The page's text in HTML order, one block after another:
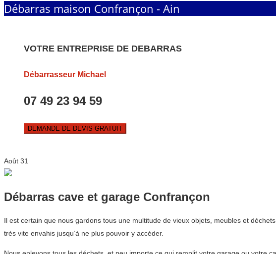
Débarras maison Confrançon - Ain
VOTRE ENTREPRISE DE DEBARRAS
Débarrasseur Michael
07 49 23 94 59
DEMANDE DE DEVIS GRATUIT
Août 31
Débarras cave et garage Confrançon
Il est certain que nous gardons tous une multitude de vieux objets, meubles et
très vite envahis jusqu’à ne plus pouvoir y accéder.